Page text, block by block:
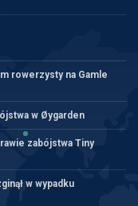
rowerzysty na Gamle
w Øygarden
zabójstwa Tiny
w wypadku